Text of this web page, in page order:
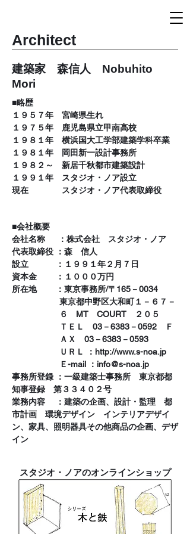
​Architect
​建築家 森信人 Nobuhito
Mori
■略歴
１９５７年 宮崎県生れ
１９７５年 鹿児島県立甲南高校
１９８１年 横浜国大工学部建築学科卒業
１９８１年 岡田新一設計事務所
１９８２～ 新居千秋都市建築設計
１９９１年 スタジオ・ノア設立
現在 スタジオ・ノア代表取締役
​■会社概要
会社名称 ：株式会社 スタジオ・ノア
代表取締役 ：森 信人
設立 ：１９９１年２月７日
資本金 ：１０００万円
所在地 ：東京事務所/〒165－0034
東京都中野区大和町１－６７－
６ MT COURT ２０５
ＴＥＬ 03－6383－0592 Ｆ
ＡＸ 03－6383－0593
ＵＲＬ ： http://www.s-noa.jp
Ｅ-mail ： info@s-noa.jp
事務所登録 ：一級建築士事務所 東京都都
知事登録 第３３４０２号
業務内容 ：建築の企画、設計・監理 都
市計画 環境デザイン インテリアデザイ
ン、家具、照明器具その他商品の企画、デザ
イン
スタジオ・ノアのオンラインショップ